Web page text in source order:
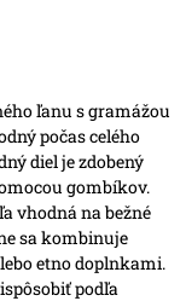
ľanu s gramážou
počas celého
diel je zdobený
gombíkov.
vhodná na bežné
sa kombinuje
etno doplnkami.
podľa